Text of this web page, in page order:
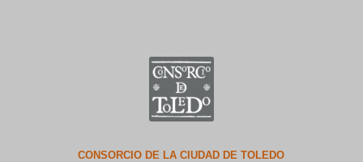
CONSORCIO DE LA CIUDAD DE TOLEDO